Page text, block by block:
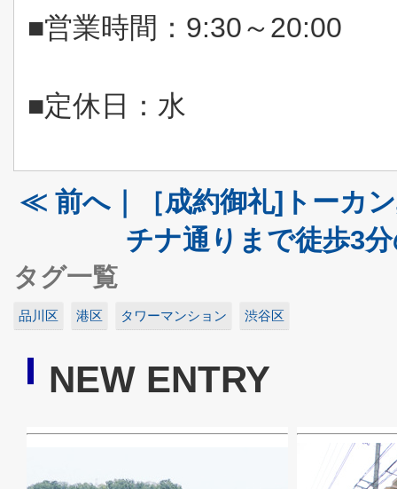
■営業時間： 9:30～20:00
■定休日：水
≪ 前へ｜［成約御礼]トーカ
チナ通りまで徒歩3
タグ一覧
品川区 港区 タワーマンション 渋谷区
NEW ENTRY